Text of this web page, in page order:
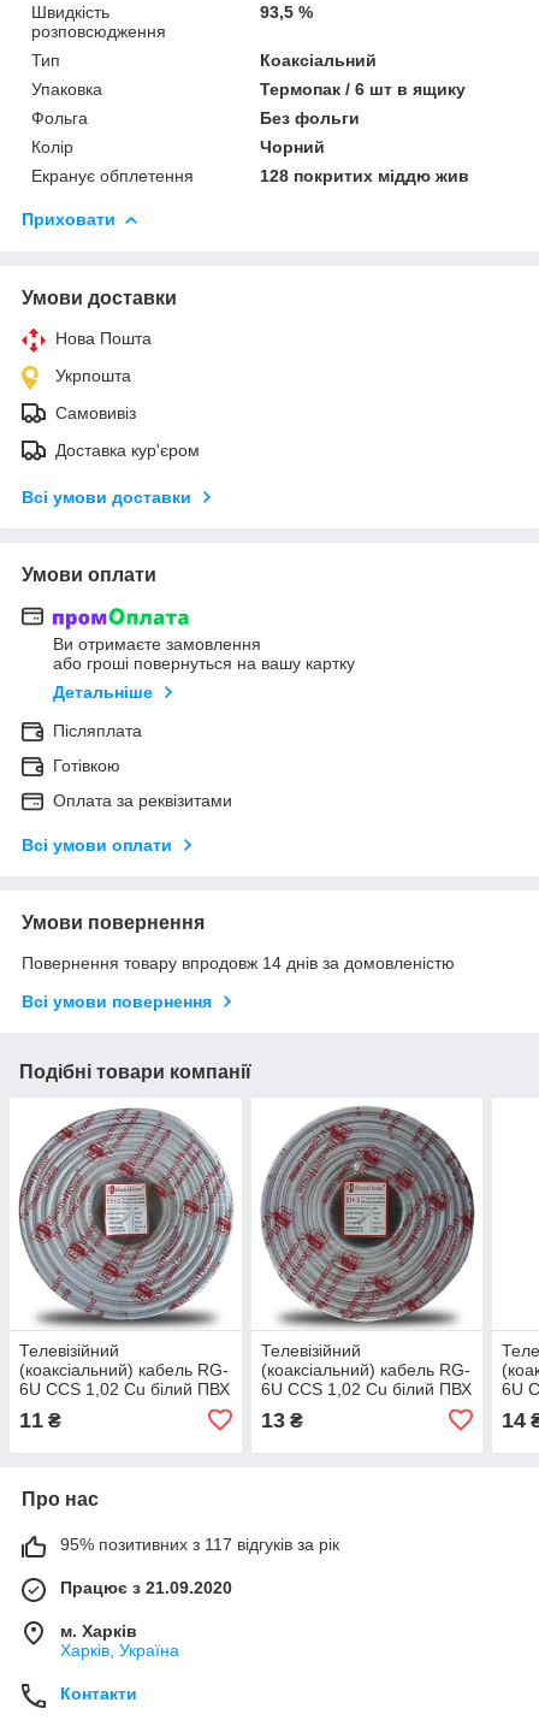
Швидкість
розповсюдження
93,5 %
Тип
Коаксіальний
Упаковка
Термопак / 6 шт в ящику
Фольга
Без фольги
Колір
Чорний
Екранує обплетення
128 покритих міддю жив
Приховати
Умови доставки
Нова Пошта
Укрпошта
Самовивіз
Доставка кур'єром
Всі умови доставки
Умови оплати
Ви отримаєте замовлення
або гроші повернуться на вашу картку
Детальніше
Післяплата
Готівкою
Оплата за реквізитами
Всі умови оплати
Умови повернення
Повернення товару впродовж 14 днів за домовленістю
Всі умови повернення
Подібні товари компанії
Телевізійний
(коаксіальний) кабель RG-
6U CCS 1,02 Cu білий ПВХ
11 ₴
Телевізійний
(коаксіальний) кабель RG-
6U CCS 1,02 Cu білий ПВХ
13₴
6U
14
Про нас
95% позитивних з 117 відгуків за рік
Працює з 21.09.2020
м. Харків
Харків, Україна
Контакти